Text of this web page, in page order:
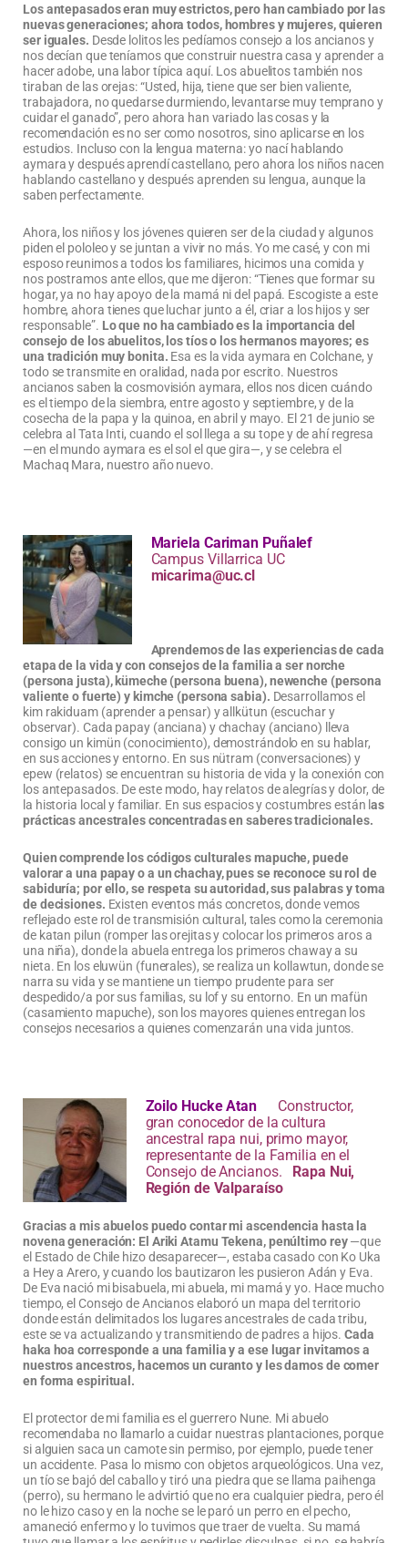
Los antepasados eran muy estrictos, pero han cambiado por las
nuevas generaciones; ahora todos, hombres y mujeres, quieren
ser iguales. Desde lolitos les pedíamos consejo a los ancianos y
nos decían que teníamos que construir nuestra casa y aprender a
hacer adobe, una labor típica aquí. Los abuelitos también nos
tiraban de las orejas: “Usted, hija, tiene que ser bien valiente,
trabajadora, no quedarse durmiendo, levantarse muy temprano y
cuidar el ganado”, pero ahora han variado las cosas y la
recomendación es no ser como nosotros, sino aplicarse en los
estudios. Incluso con la lengua materna: yo nací hablando
aymara y después aprendí castellano, pero ahora los niños nacen
hablando castellano y después aprenden su lengua, aunque la
saben perfectamente.
Ahora, los niños y los jóvenes quieren ser de la ciudad y algunos
piden el pololeo y se juntan a vivir no más. Yo me casé, y con mi
esposo reunimos a todos los familiares, hicimos una comida y
nos postramos ante ellos, que me dijeron: “Tienes que formar su
hogar, ya no hay apoyo de la mamá ni del papá. Escogiste a este
hombre, ahora tienes que luchar junto a él, criar a los hijos y ser
responsable”. Lo que no ha cambiado es la importancia del
consejo de los abuelitos, los tíos o los hermanos mayores; es
una tradición muy bonita. Esa es la vida aymara en Colchane, y
todo se transmite en oralidad, nada por escrito. Nuestros
ancianos saben la cosmovisión aymara, ellos nos dicen cuándo
es el tiempo de la siembra, entre agosto y septiembre, y de la
cosecha de la papa y la quinoa, en abril y mayo. El 21 de junio se
celebra al Tata Inti, cuando el sol llega a su tope y de ahí regresa
—en el mundo aymara es el sol el que gira—, y se celebra el
Machaq Mara, nuestro año nuevo.
Mariela Cariman Puñalef
Campus Villarrica UC
micarima@uc.cl
Aprendemos de las experiencias de cada
etapa de la vida y con consejos de la familia a ser norche
(persona justa), kümeche (persona buena), newenche (persona
valiente o fuerte) y kimche (persona sabia). Desarrollamos el
kim rakiduam (aprender a pensar) y allkütun (escuchar y
observar). Cada papay (anciana) y chachay (anciano) lleva
consigo un kimün (conocimiento), demostrándolo en su hablar,
en sus acciones y entorno. En sus nütram (conversaciones) y
epew (relatos) se encuentran su historia de vida y la conexión con
los antepasados. De este modo, hay relatos de alegrías y dolor, de
la historia local y familiar. En sus espacios y costumbres están las
prácticas ancestrales concentradas en saberes tradicionales.
Quien comprende los códigos culturales mapuche, puede
valorar a una papay o a un chachay, pues se reconoce su rol de
sabiduría; por ello, se respeta su autoridad, sus palabras y toma
de decisiones. Existen eventos más concretos, donde vemos
reflejado este rol de transmisión cultural, tales como la ceremonia
de katan pilun (romper las orejitas y colocar los primeros aros a
una niña), donde la abuela entrega los primeros chaway a su
nieta. En los eluwün (funerales), se realiza un kollawtun, donde se
narra su vida y se mantiene un tiempo prudente para ser
despedido/a por sus familias, su lof y su entorno. En un mafün
(casamiento mapuche), son los mayores quienes entregan los
consejos necesarios a quienes comenzarán una vida juntos.
Zoilo Hucke Atan
Constructor,
gran conocedor de la cultura
ancestral rapa nui, primo mayor,
representante de la Familia en el
Consejo de Ancianos.
Rapa Nui,
Región de Valparaíso
Gracias a mis abuelos puedo contar mi ascendencia hasta la
novena generación: El Ariki Atamu Tekena, penúltimo rey—que
el Estado de Chile hizo desaparecer—, estaba casado con Ko Uka
a Hey a Arero, y cuando los bautizaron les pusieron Adán y Eva.
De Eva nació mi bisabuela, mi abuela, mi mamá y yo. Hace mucho
tiempo, el Consejo de Ancianos elaboró un mapa del territorio
donde están delimitados los lugares ancestrales de cada tribu,
este se va actualizando y transmitiendo de padres a hijos.Cada
haka hoa corresponde a una familia y a ese lugar invitamos a
nuestros ancestros, hacemos un curanto y les damos de comer
en forma espiritual.
El protector de mi familia es el guerrero Nune. Mi abuelo
recomendaba no llamarlo a cuidar nuestras plantaciones, porque
si alguien saca un camote sin permiso, por ejemplo, puede tener
un accidente. Pasa lo mismo con objetos arqueológicos. Una vez,
un tío se bajó del caballo y tiró una piedra que se llama paihenga
(perro), su hermano le advirtió que no era cualquier piedra, pero él
no le hizo caso y en la noche se le paró un perro en el pecho,
amaneció enfermo y lo tuvimos que traer de vuelta. Su mamá